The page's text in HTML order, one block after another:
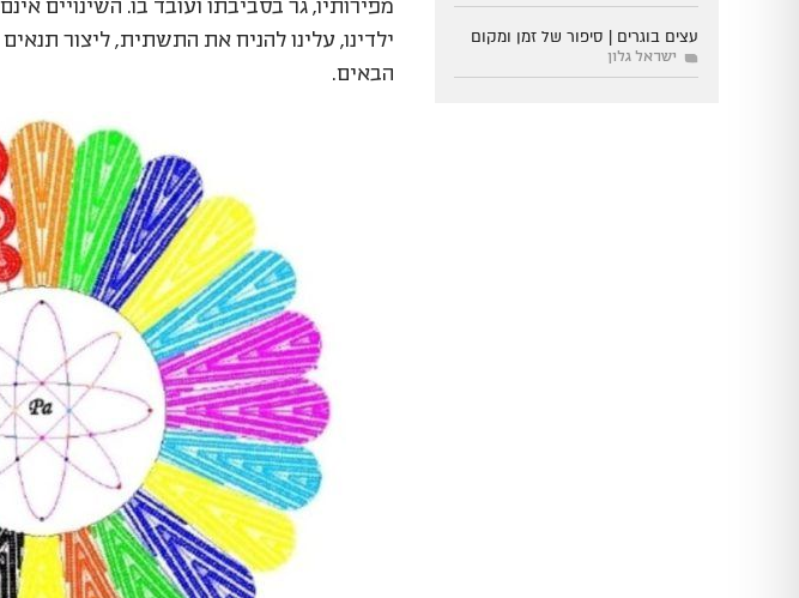
עצים בוגרים | סיפור של זמן ומקום
ישראל גלון
מפירותיו, גר בסביבתו ועובד בו. השינויים
ילדינו, עלינו להניח את התשתית, ליצור
הבאים.